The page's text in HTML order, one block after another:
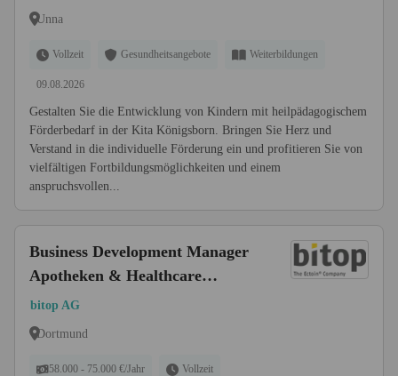
Unna
Vollzeit Gesundheitsangebote Weiterbildungen
09.08.2026
Gestalten Sie die Entwicklung von Kindern mit heilpädagogischem
Förderbedarf in der Kita Königsborn. Bringen Sie Herz und
Verstand in die individuelle Förderung ein und profitieren Sie von
vielfältigen Fortbildungsmöglichkeiten und einem
anspruchsvollen...
Business Development Manager
Apotheken & Healthcare
international (m/w/d)
bitop AG
Dortmund
58.000 - 75.000 €/Jahr Vollzeit